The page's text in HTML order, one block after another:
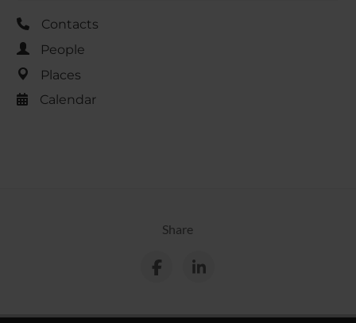
Contacts
People
Places
Calendar
Share